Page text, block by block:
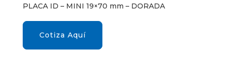
PLACA ID – MINI 19×70 mm – DORADA
Cotiza Aquí